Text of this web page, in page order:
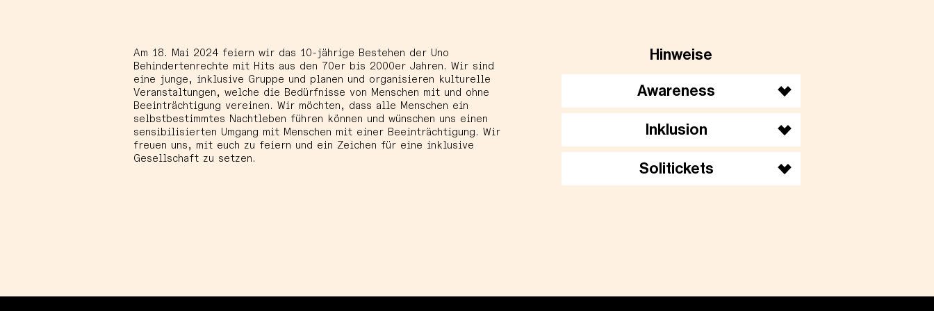
Am 18. Mai 2024 feiern wir das 10-jährige Bestehen der Uno
Behindertenrechte mit Hits aus den 70er bis 2000er Jahren. Wir sind
eine junge, inklusive Gruppe und planen und organisieren kulturelle
Veranstaltungen, welche die Bedürfnisse von Menschen mit und ohne
Beeinträchtigung vereinen. Wir möchten, dass alle Menschen ein
selbstbestimmtes Nachtleben führen können und wünschen uns einen
sensibilisierten Umgang mit Menschen mit einer Beeinträchtigung. Wir
freuen uns, mit euch zu feiern und ein Zeichen für eine inklusive
Gesellschaft zu setzen.
Hinweise
Awareness
Inklusion
Solitickets